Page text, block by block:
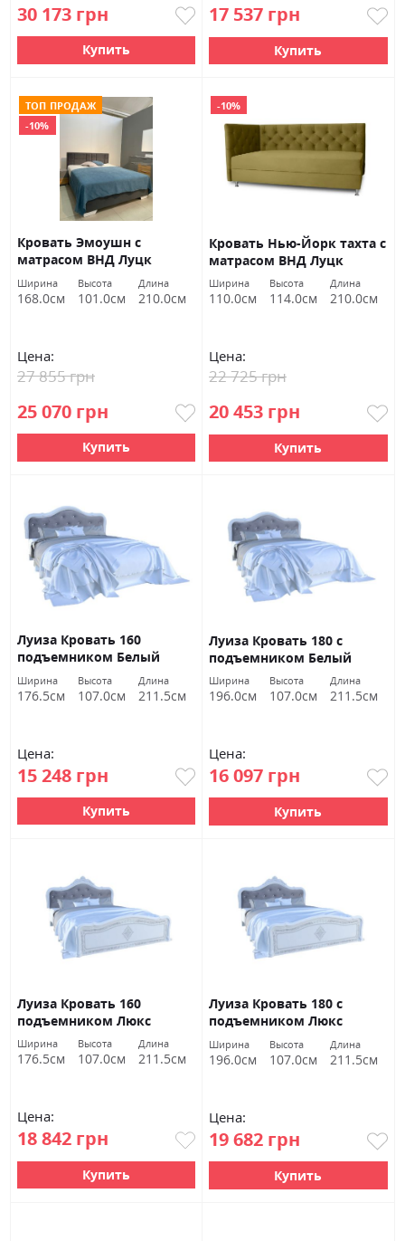
30 173 грн
Купить
17 537 грн
Купить
ТОП ПРОДАЖ
-10%
Кровать Эмоушн с
матрасом ВНД Луцк
Ширина
168.0см
Высота
101.0см
Длина
210.0см
Цена:
25 070 грн
27 855 грн
Купить
-10%
Кровать Нью-Йорк тахта с
матрасом ВНД Луцк
Ширина
110.0см
Высота
114.0см
Длина
210.0см
Цена:
20 453 грн
22 725 грн
Купить
Луиза Кровать 160
подъемником Белый
глянец Миромарк
Ширина
176.5см
Высота
107.0см
Длина
211.5см
Цена:
15 248 грн
Купить
Луиза Кровать 180 с
подъемником Белый
глянец Миромарк
Ширина
196.0см
Высота
107.0см
Длина
211.5см
Цена:
16 097 грн
Купить
Луиза Кровать 160
подъемником Люкс
Белый глянец Миромарк
Ширина
176.5см
Высота
107.0см
Длина
211.5см
Цена:
18 842 грн
Купить
Луиза Кровать 180 с
подъемником Люкс
Белый глянец Миромарк
Ширина
196.0см
Высота
107.0см
Длина
211.5см
Цена:
19 682 грн
Купить